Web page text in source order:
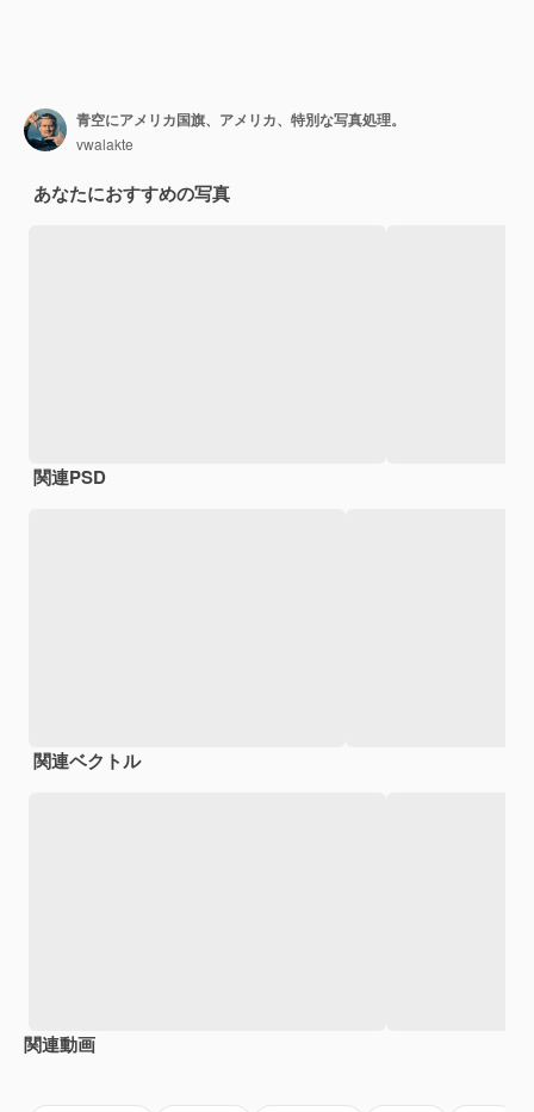
青空にアメリカ国旗、アメリカ、特別な写真処理。
vwalakte
あなたにおすすめの写真
関連PSD
関連ベクトル
関連動画